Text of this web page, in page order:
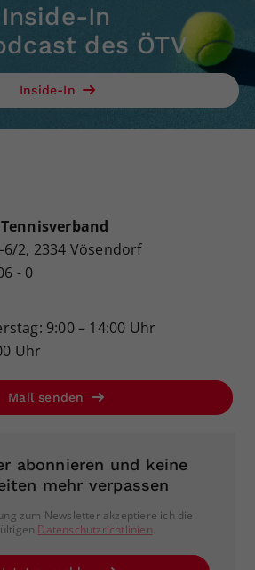
Inside-In
des ÖTV
Inside-In
2, 2334 Vösendorf
- 0
9:00 – 14:00 Uhr
Uhr
Mail senden
abonnieren und keine
mehr verpassen
zum Newsletter akzeptiere ich die
Datenschutzrichtlinien.